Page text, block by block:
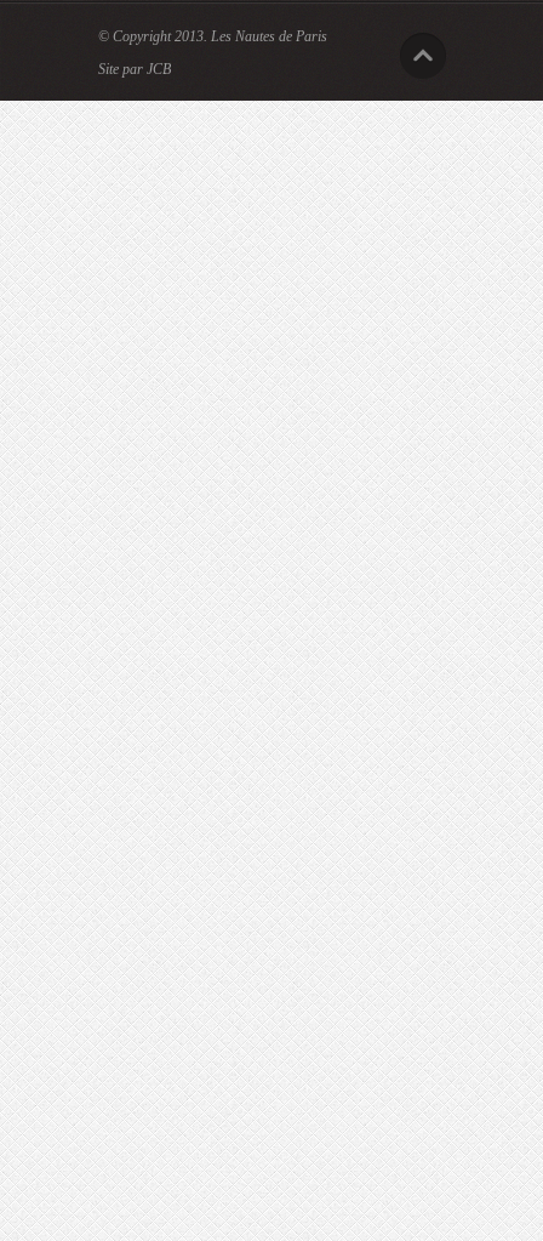
© Copyright 2013. Les Nautes de Paris
Site par JCB